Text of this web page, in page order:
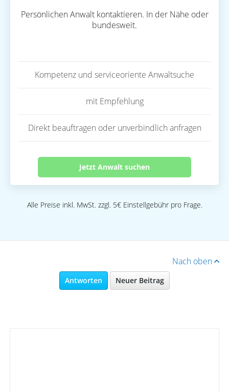
Persönlichen Anwalt kontaktieren. In der Nähe oder
bundesweit.
Kompetenz und serviceoriente Anwaltsuche
mit Empfehlung
Direkt beauftragen oder unverbindlich anfragen
Jetzt Anwalt suchen
Alle Preise inkl. MwSt. zzgl. 5€ Einstellgebühr pro Frage.
Nach oben
Antworten Neuer Beitrag